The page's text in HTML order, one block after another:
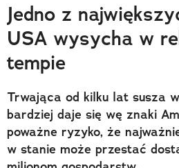
Trendbook Podróżniczy
Polecane
Jedno z
USA wysycha w
tempie
Trwająca od kilku lat susza
bardziej daje się wę znaki
poważne ryzyko, że
w stanie może przestać